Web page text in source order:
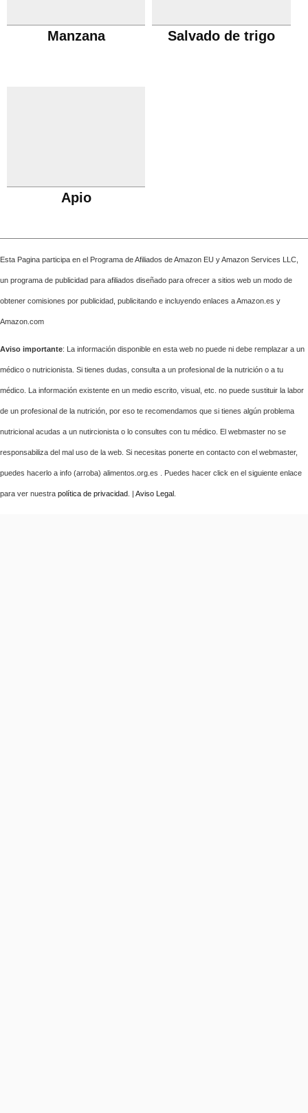
Manzana Salvado de trigo
Apio
Esta Pagina participa en el Programa de Afiliados de Amazon EU y Amazon Services LLC,
un programa de publicidad para afiliados diseñado para ofrecer a sitios web un modo de
obtener comisiones por publicidad, publicitando e incluyendo enlaces a Amazon.es y
Amazon.com
Aviso importante: La información disponible en esta web no puede ni debe remplazar a un
médico o nutricionista. Si tienes dudas, consulta a un profesional de la nutrición o a tu
médico. La información existente en un medio escrito, visual, etc. no puede sustituir la labor
de un profesional de la nutrición, por eso te recomendamos que si tienes algún problema
nutricional acudas a un nutircionista o lo consultes con tu médico. El webmaster no se
responsabiliza del mal uso de la web. Si necesitas ponerte en contacto con el webmaster,
puedes hacerlo a info (arroba) alimentos.org.es . Puedes hacer click en el siguiente enlace
para ver nuestra política de privacidad . | Aviso Legal